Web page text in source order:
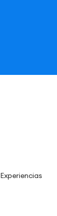
Experiencias